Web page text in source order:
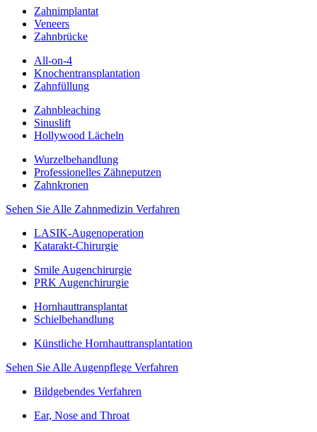
Zahnimplantat
Veneers
Zahnbrücke
All-on-4
Knochentransplantation
Zahnfüllung
Zahnbleaching
Sinuslift
Hollywood Lächeln
Wurzelbehandlung
Professionelles Zähneputzen
Zahnkronen
Sehen Sie Alle Zahnmedizin Verfahren
LASIK-Augenoperation
Katarakt-Chirurgie
Smile Augenchirurgie
PRK Augenchirurgie
Hornhauttransplantat
Schielbehandlung
Künstliche Hornhauttransplantation
Sehen Sie Alle Augenpflege Verfahren
Bildgebendes Verfahren
Ear, Nose and Throat